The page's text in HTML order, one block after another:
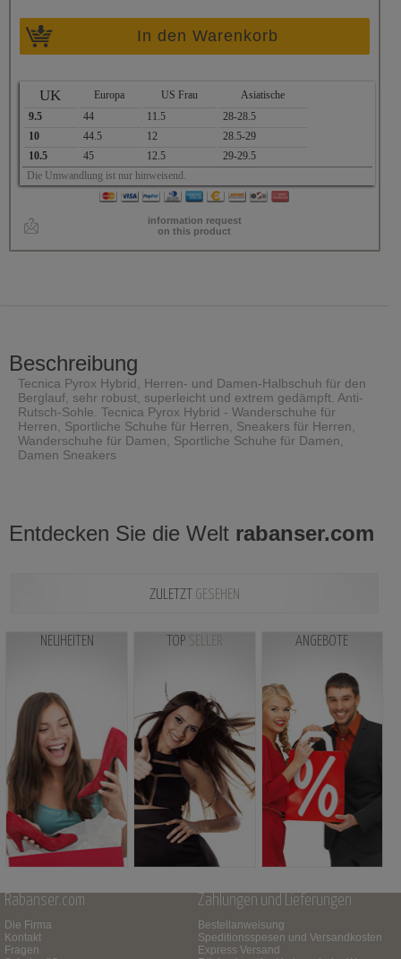
In den Warenkorb
UK Europa US Frau
Asiatische
9.5
44 11.5
28-28.5
10
44.5 12
28.5-29
10.5
45 12.5
29-29.5
Die Umwandlung ist nur hinweisend.
information request
on this product
Beschreibung
Tecnica Pyrox Hybrid, Herren- und Damen-Halbschuh für den
Berglauf, sehr robust, superleicht und extrem gedämpft. Anti-
Rutsch-Sohle. Tecnica Pyrox Hybrid - Wanderschuhe für
Herren, Sportliche Schuhe für Herren, Sneakers für Herren,
Wanderschuhe für Damen, Sportliche Schuhe für Damen,
Damen Sneakers
Entdecken Sie die Welt rabanser.com
ZULETZT GESEHEN
NEUHEITEN TOP SELLER ANGEBOTE
Rabanser.com
Die Firma
Kontakt
Fragen
Zahlungen und Lieferungen
Bestellanweisung
Speditionsspesen und Versandkosten
Express Versand